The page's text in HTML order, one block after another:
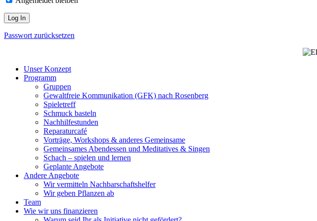
Passwort zurücksetzen
Unser Konzept
Programm
Gruppen
Gewaltfreie Kommunikation (GFK) nach Rosenberg
Spieletreff
Schmuck basteln
Nachhilfestunden
Reparaturcafé
Vorträge, Workshops & anderes Gemeinsame
Gemeinsames Abendessen und Meditatives & Singen
Schach – spielen und lernen
Geplante Angebote
Andere Angebote
Wir vermitteln Nachbarschaftshelfer
Wir geben Pflanzen ab
Team
Wie wir uns finanzieren